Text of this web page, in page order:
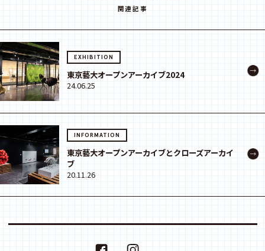
関連記事
EXHIBITION
東京藝大オープンアーカイブ2024
24.06.25
INFORMATION
東京藝大オープンアーカイブとクローズアーカイ
ブ
20.11.26